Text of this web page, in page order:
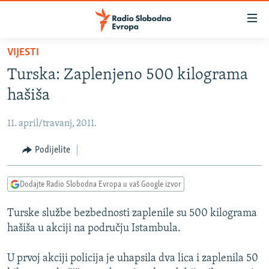
Pređite
glavni
sadržaj
na
navigaciju
Pređite
na
VIJESTI
BOSNA I HERCEGOVINA
KOSOVO
CRNA GORA
VIDEO
FOTOGALERIJE
INFOGRAFIKE
PODCASTI
RAT U UKRAJINI
KINA NA BALKANU
RSE PRIČE IZ SVIJETA
VIJESTI
Turska: Zaplenjeno 500 kilograma
hašiša
11. april/travanj, 2011.
Podijelite
Dodajte Radio Slobodna Evropa u vaš Google izvor
Turske službe bezbednosti zaplenile su 500 kilograma
hašiša u akciji na području Istambula.
U prvoj akciji policija je uhapsila dva lica i zaplenila 50